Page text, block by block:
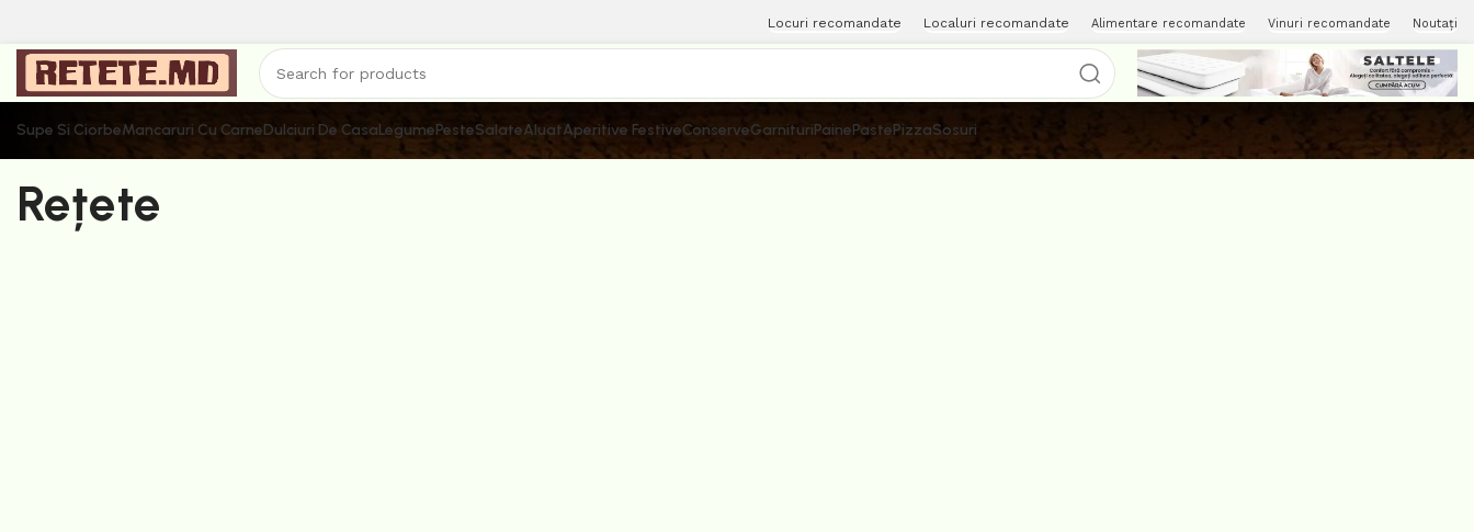
Locuri recomandate Localuri recomandate Alimentare recomandate Vinuri recomandate Noutați
Supe Si CiorbeMancaruri Cu CarneDulciuri De CasaLegumePesteSalateAluatAperitive FestiveConserveGarnituriPainePastePizzaSosuri
Rețete